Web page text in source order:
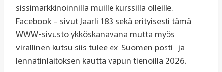
sissimarkkinoinnilla muille kurssilla olleille.
Facebook – sivut Jaarli 183 sekä erityisesti tämä
WWW-sivusto ykköskanavana mutta myös
virallinen kutsu siis tulee ex-Suomen posti- ja
lennätinlaitoksen kautta vapun tienoilla 2026.